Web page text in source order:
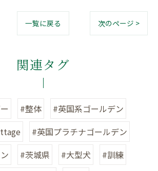
一覧に戻る 次のページ >
関連タグ
#整体
#英国系ゴールデン
#英国プラチナゴールデン
#茨城県 #大型犬
#訓練